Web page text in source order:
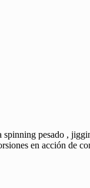
pesado ,
en acción de